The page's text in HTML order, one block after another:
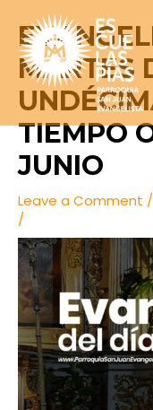
content
MARTES
TIEMPO
JUNIO
Leave a Comment
/
navigation